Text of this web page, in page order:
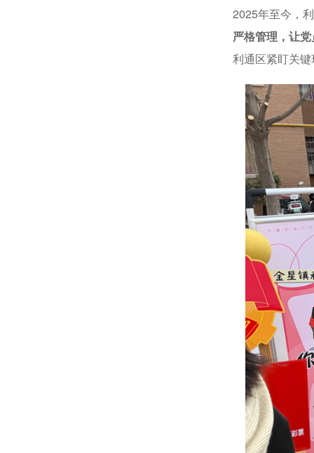
2025年至今，利
严格管理，让
利通区紧盯关键环